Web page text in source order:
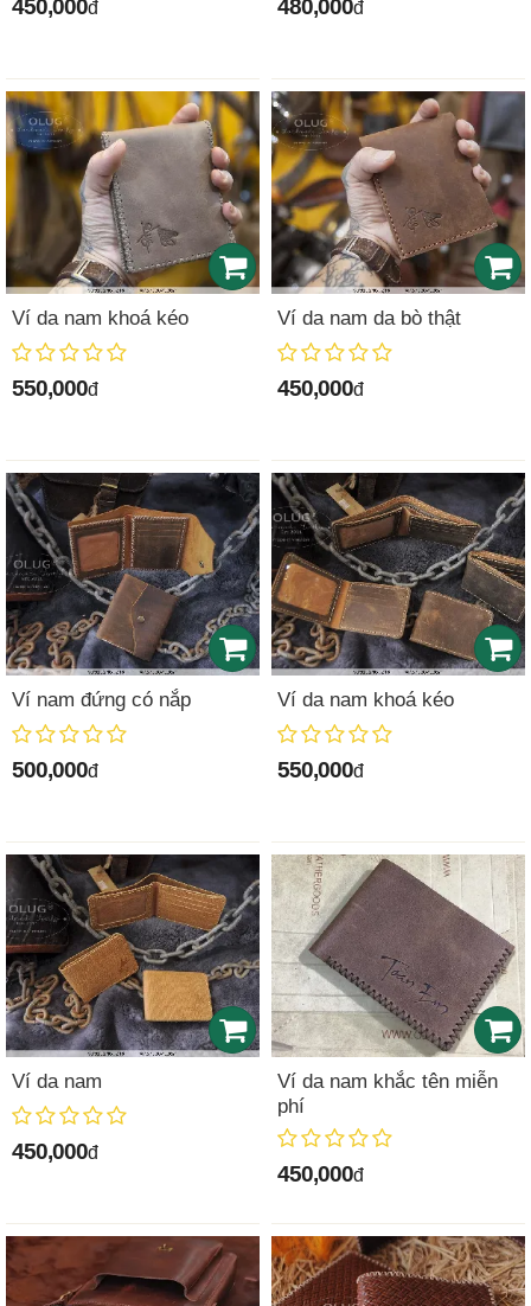
450,000đ 480,000đ
Ví da nam khoá kéo
550,000đ
Ví da nam da bò thật
450,000đ
Ví nam đứng có nắp
500,000đ
Ví da nam khoá kéo
550,000đ
Ví da nam
450,000đ
Ví da nam khắc tên miễn
phí
450,000đ